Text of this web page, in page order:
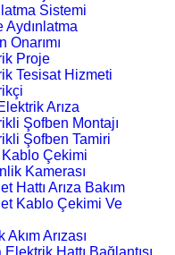
Sistemi
Aydınlatma
Onarımı
Proje
Tesisat Hizmeti
Arıza
Şofben Montajı
Şofben Tamiri
Kablo Çekimi
Kamerası
Hattı Arıza Bakım
Kablo Çekimi Ve
Arızası
Hattı Bağlantısı